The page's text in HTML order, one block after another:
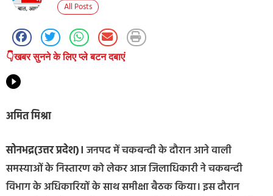
All Posts
👇खबर सुनने के लिए प्ले बटन दबाएं
अमित मिश्रा
सोनभद्र(उत्तर प्रदेश)।जनपद में चकबन्दी के दौरान आने वाली
समस्याओं के निस्तारण को लेकर आज जिलाधिकारी ने चकबन्दी
विभाग के अधिकारियों के साथ समीक्षा बैठक किया। इस दौरान